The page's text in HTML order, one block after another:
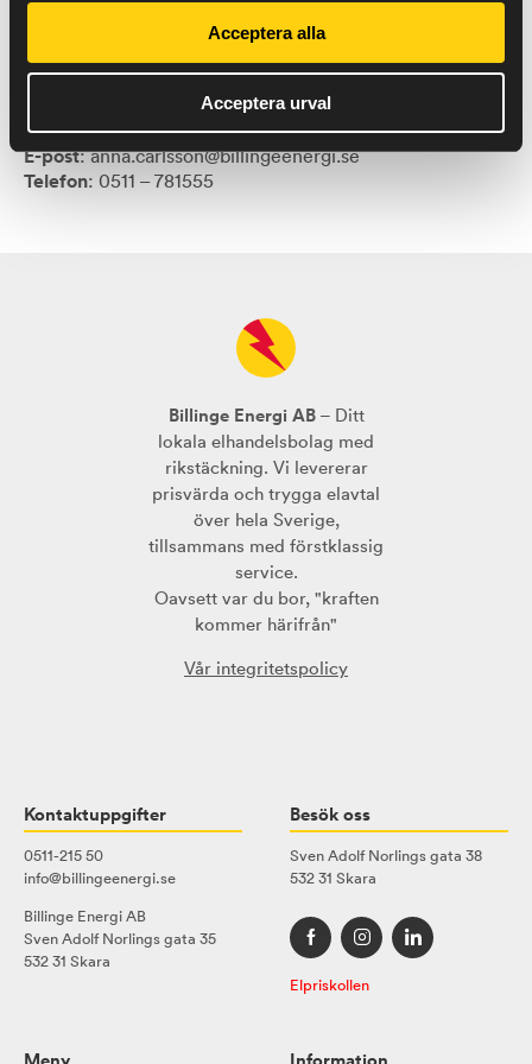
Acceptera alla
Acceptera urval
E-post: anna.carlsson@billingeenergi.se
Telefon: 0511 – 781555
Billinge Energi AB– Ditt
lokala elhandelsbolag med
rikstäckning. Vi levererar
prisvärda och trygga elavtal
över hela Sverige,
tillsammans med förstklassig
service.
Oavsett var du bor, "kraften
kommer härifrån"
Vår integritetspolicy
Kontaktuppgifter
0511-215 50
info@billingeenergi.se
Billinge Energi AB
Sven Adolf Norlings gata 35
532 31 Skara
Besök oss
Sven Adolf Norlings gata 38
532 31 Skara
Elpriskollen